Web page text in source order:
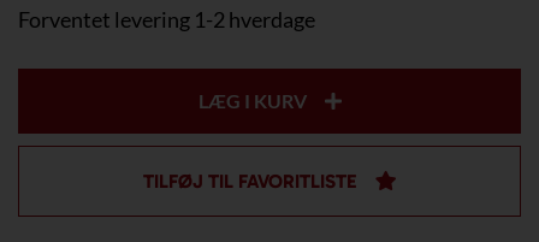
Forventet levering 1-2 hverdage
LÆG I KURV
TILFØJ TIL FAVORITLISTE